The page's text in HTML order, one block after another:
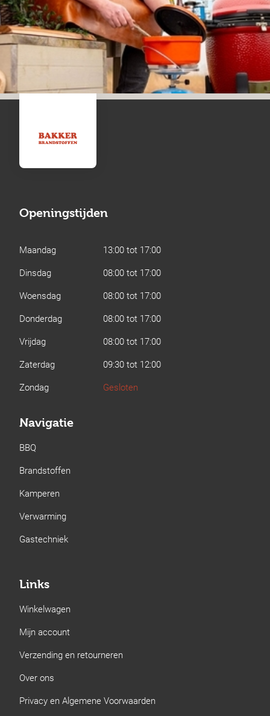
Openingstijden
Maandag
13:00 tot 17:00
Dinsdag
08:00 tot 17:00
Woensdag
08:00 tot 17:00
Donderdag
08:00 tot 17:00
Vrijdag
08:00 tot 17:00
Zaterdag
09:30 tot 12:00
Zondag
Gesloten
Navigatie
BBQ
Brandstoffen
Kamperen
Verwarming
Gastechniek
Links
Winkelwagen
Mijn account
Verzending en retourneren
Over ons
Privacy en Algemene Voorwaarden